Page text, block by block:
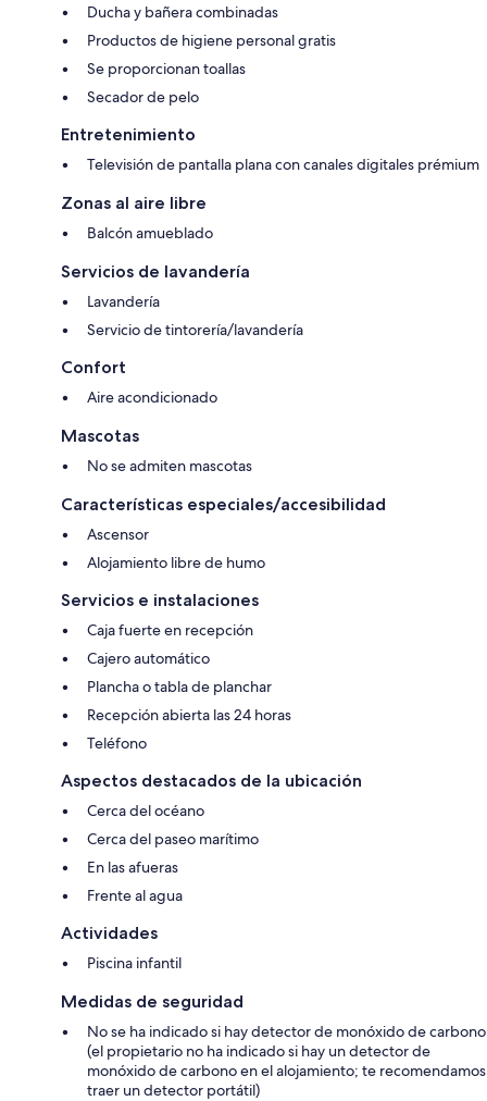
Ducha y bañera combinadas
Productos de higiene personal gratis
Se proporcionan toallas
Secador de pelo
Entretenimiento
Televisión de pantalla plana con canales digitales prémium
Zonas al aire libre
Balcón amueblado
Servicios de lavandería
Lavandería
Servicio de tintorería/lavandería
Confort
Aire acondicionado
Mascotas
No se admiten mascotas
Características especiales/accesibilidad
Ascensor
Alojamiento libre de humo
Servicios e instalaciones
Caja fuerte en recepción
Cajero automático
Plancha o tabla de planchar
Recepción abierta las 24 horas
Teléfono
Aspectos destacados de la ubicación
Cerca del océano
Cerca del paseo marítimo
En las afueras
Frente al agua
Actividades
Piscina infantil
Medidas de seguridad
No se ha indicado si hay detector de monóxido de carbono
(el propietario no ha indicado si hay un detector de
monóxido de carbono en el alojamiento; te recomendamos
traer un detector portátil)